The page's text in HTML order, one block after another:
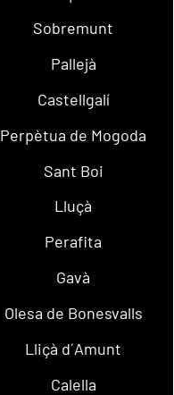
Sobremunt
Pallejà
Castellgalí
Perpètua de Mogoda
Sant Boi
Lluçà
Perafita
Gavà
Olesa de Bonesvalls
Lliçà d´Amunt
Calella